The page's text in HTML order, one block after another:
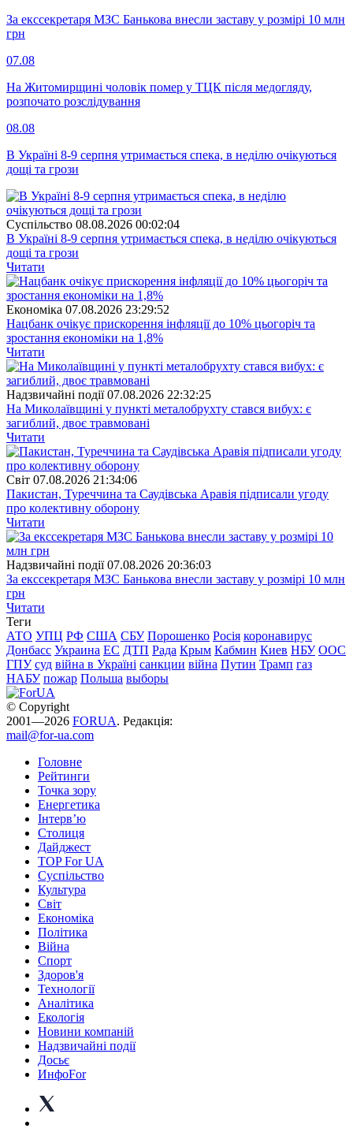
За екссекретаря МЗС Банькова внесли заставу у розмірі 10 млн
грн
07.08
На Житомирщині чоловік помер у ТЦК після медогляду,
розпочато розслідування
08.08
В Україні 8-9 серпня утримається спека, в неділю очікуються
дощі та грози
Суспiльство 08.08.2026 00:02:04
В Україні 8-9 серпня утримається спека, в неділю очікуються
дощі та грози
Читати
Економіка 07.08.2026 23:29:52
Нацбанк очікує прискорення інфляції до 10% цьогоріч та
зростання економіки на 1,8%
Читати
Надзвичайні події 07.08.2026 22:32:25
На Миколаївщині у пункті металобрухту стався вибух: є
загиблий, двоє травмовані
Читати
Свiт 07.08.2026 21:34:06
Пакистан, Туреччина та Саудівська Аравія підписали угоду
про колективну оборону
Читати
Надзвичайні події 07.08.2026 20:36:03
За екссекретаря МЗС Банькова внесли заставу у розмірі 10 млн
грн
Читати
Теги
АТО УПЦ РФ США СБУ Порошенко Росія коронавирус
Донбасс Украина ЕС ДТП Рада Крым Кабмин Киев НБУ ООС
ГПУ суд війна в Україні санкции війна Путин Трамп газ
НАБУ пожар Польша выборы
© Copyright
2001—2026 FORUA. Редакція:
mail@for-ua.com
Головне
Рейтинги
Точка зору
Енергетика
Інтерв’ю
Столиця
Дайджест
TOP For UA
Суспiльство
Культура
Світ
Економіка
Політика
Війна
Спорт
Здоров'я
Технології
Аналітика
Екологія
Новини компаній
Надзвичайні події
Досьє
ИнфоFor